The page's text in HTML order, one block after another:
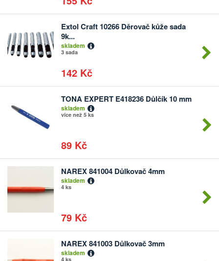
Extol Craft 10266 Děrovač kůže sada
9k...
skladem
3 sada
142 Kč
Počet
TONA EXPERT E418236 Důlčík 10 mm
skladem
více než 5 ks
89 Kč
Počet
kusů
NAREX 841004 Důlkovač 4mm
skladem
4 ks
79 Kč
Počet
kusů
NAREX 841003 Důlkovač 3mm
skladem
4 ks
Počet
kusů